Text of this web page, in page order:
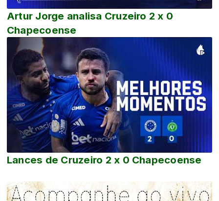
Artur Jorge analisa Cruzeiro 2 x 0
Chapecoense
Lances de Cruzeiro 2 x 0 Chapecoense